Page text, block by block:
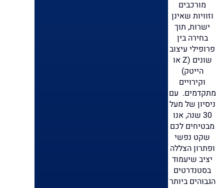
מורכבים
וזוויות שאינן
ישרות, תוך
בחירה בין
פרופילי עיצוב
שונים (Z או
הייטק)
וקירויים
מתקדמים. עם
ניסיון של מעל
30 שנה, אנו
מבטיחים לכם
שקט נפשי
ופתרון הצללה
יציב שיעמוד
בסטנדרטים
הגבוהים ביותר